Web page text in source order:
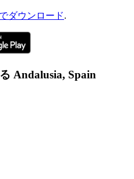
ダウンロード.
Andalusia, Spain